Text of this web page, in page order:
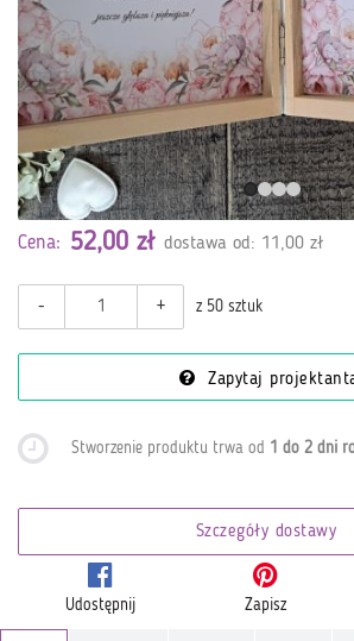
Cena: 52,00 zł dostawa od: 11,00 zł
- + z 50 sztuk
Zapytaj
Stworzenie produktu trwa od 1 do 2 dni
Szczegóły dostawy
Udostępnij Zapisz